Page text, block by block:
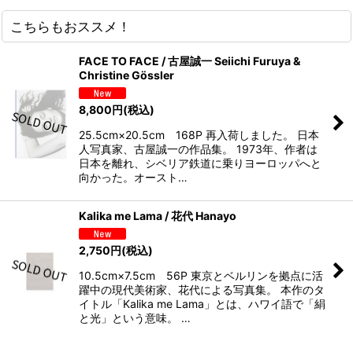
こちらもおススメ！
FACE TO FACE / 古屋誠一 Seiichi Furuya &
Christine Gössler
8,800円(税込)
25.5cm×20.5cm 168P 再入荷しました。 日本
人写真家、古屋誠一の作品集。 1973年、作者は
日本を離れ、シベリア鉄道に乗りヨーロッパへと
向かった。オースト…
Kalika me Lama / 花代 Hanayo
2,750円(税込)
10.5cm×7.5cm 56P 東京とベルリンを拠点に活
躍中の現代美術家、花代による写真集。 本作のタ
イトル「Kalika me Lama」とは、ハワイ語で「絹
と光」という意味。 …